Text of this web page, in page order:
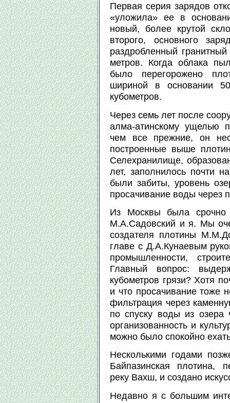
Первая серия зарядов
«уложила» ее в
новый, более крутой
второго, основного
раздробленный
метров. Когда облака
было перегорожено
шириной в основании
кубометров.
Через семь лет после
алма-атинскому ущелью
чем все прежние, он
построенные выше
Селехранилище,
лет, заполнилось почти
были забиты, уровень
просачивание воды через
Из Москвы была срочно
М.А.Садовский и я. Мы
создателя плотины
главе с Д.А.Кунаевым
промышленности,
Главный вопрос:
кубометров грязи? Хотя
и что просачивание тоже
фильтрация через
по спуску воды из озера
организованность и
можно было спокойно
Несколькими годами
Байпазинская плотина,
реку Вахш, и создано
Недавно я с большим